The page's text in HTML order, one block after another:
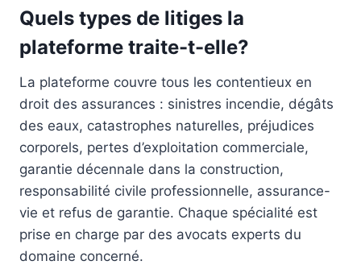
Quels types de litiges la
plateforme traite-t-elle?
La plateforme couvre tous les contentieux en
droit des assurances : sinistres incendie, dégâts
des eaux, catastrophes naturelles, préjudices
corporels, pertes d’exploitation commerciale,
garantie décennale dans la construction,
responsabilité civile professionnelle, assurance-
vie et refus de garantie. Chaque spécialité est
prise en charge par des avocats experts du
domaine concerné.